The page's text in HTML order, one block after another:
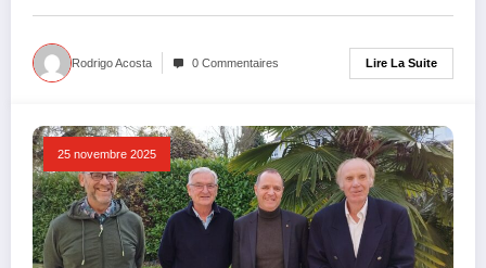
Rodrigo Acosta 0 Commentaires Lire La Suite
25 novembre 2025